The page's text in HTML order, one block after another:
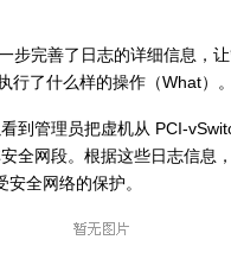
完善了日志的详细信息，让
行了什么样的操作（What）。
管理员把虚机从 PCI-
全网段。根据这些日志信息
全网络的保护。